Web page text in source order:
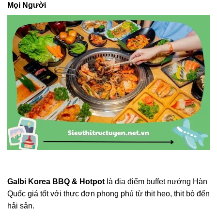
Mọi Người
Galbi Korea BBQ & Hotpot là địa điểm buffet nướng Hàn
Quốc giá tốt với thực đơn phong phú từ thịt heo, thịt bò đến
hải sản.